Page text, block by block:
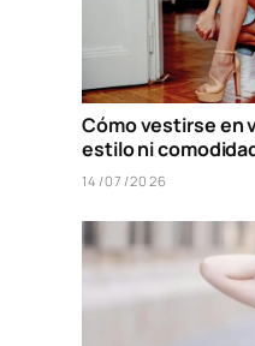
Cómo vestirse en
estilo ni
14/07/2026